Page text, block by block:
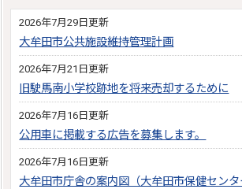
2026年7月29日更新
大牟田市公共施設維持管理計画
2026年7月21日更新
旧駛馬南小学校跡地を将来売却するために
2026年7月16日更新
公用車に掲載する広告を募集します。
2026年7月16日更新
大牟田市庁舎の案内図（大牟田市保健センタ